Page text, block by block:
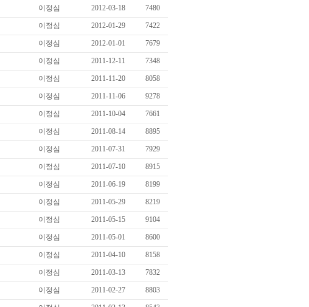
이정심 2012-03-18 7480
이정심 2012-01-29 7422
이정심 2012-01-01 7679
이정심 2011-12-11 7348
이정심 2011-11-20 8058
이정심 2011-11-06 9278
이정심 2011-10-04 7661
이정심 2011-08-14 8895
이정심 2011-07-31 7929
이정심 2011-07-10 8915
이정심 2011-06-19 8199
이정심 2011-05-29 8219
이정심 2011-05-15 9104
이정심 2011-05-01 8600
이정심 2011-04-10 8158
이정심 2011-03-13 7832
이정심 2011-02-27 8803